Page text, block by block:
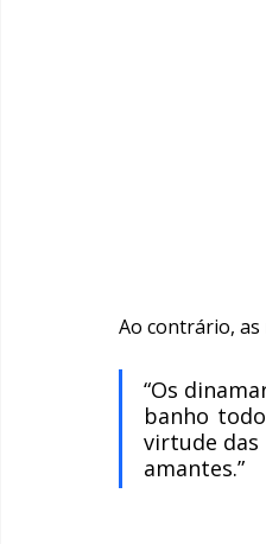
Ao contrário, as
“Os
banho
virtude das
amantes.”